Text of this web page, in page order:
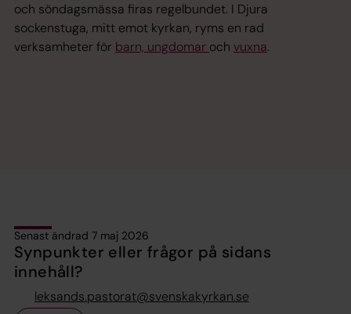
och söndagsmässa firas regelbundet. I Djura
sockenstuga, mitt emot kyrkan, ryms en rad
verksamheter för barn, ungdomar och vuxna.
Senast ändrad 7 maj 2026
Synpunkter eller frågor på sidans
innehåll?
leksands.pastorat@svenskakyrkan.se